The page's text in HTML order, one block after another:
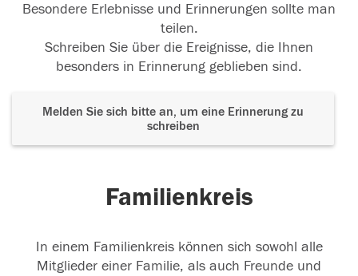
Besondere Erlebnisse und Erinnerungen sollte man
teilen.
Schreiben Sie über die Ereignisse, die Ihnen
besonders in Erinnerung geblieben sind.
Melden Sie sich bitte an, um eine Erinnerung zu
schreiben
Familienkreis
In einem Familienkreis können sich sowohl alle
Mitglieder einer Familie, als auch Freunde und